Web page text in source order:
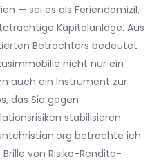
— sei es als Feriendomizil,
Kapitalanlage. Aus
Betrachters bedeutet
nicht nur ein
auch ein Instrument zur
das Sie gegen
stabilisieren
betrachte ich
von Risiko-Rendite-